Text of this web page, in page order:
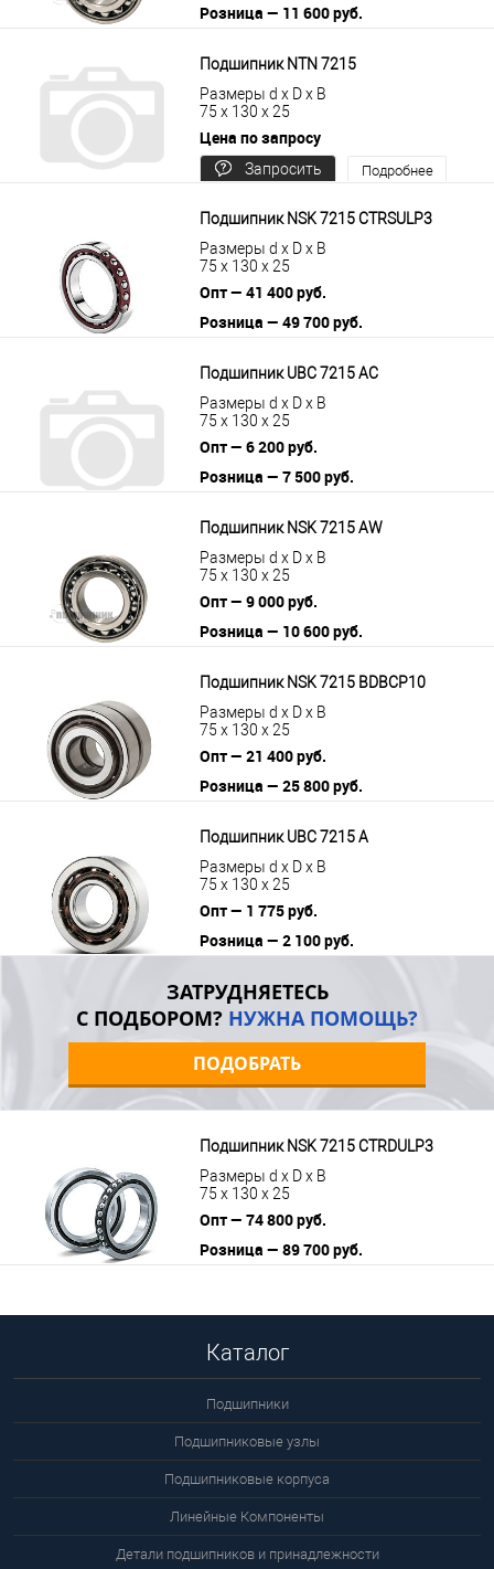
Розница — 11 600 руб.
Подшипник NTN 7215
Размеры d x D x B
75 x 130 x 25
Цена по запросу
Запросить
Подробнее
Подшипник NSK 7215 CTRSULP3
Размеры d x D x B
75 x 130 x 25
Опт — 41 400 руб.
Розница — 49 700 руб.
Подшипник UBC 7215 AC
Размеры d x D x B
75 x 130 x 25
Опт — 6 200 руб.
Розница — 7 500 руб.
Подшипник NSK 7215 AW
Размеры d x D x B
75 x 130 x 25
Опт — 9 000 руб.
Розница — 10 600 руб.
Подшипник NSK 7215 BDBCP10
Размеры d x D x B
75 x 130 x 25
Опт — 21 400 руб.
Розница — 25 800 руб.
Подшипник UBC 7215 A
Размеры d x D x B
75 x 130 x 25
Опт — 1 775 руб.
Розница — 2 100 руб.
ЗАТРУДНЯЕТЕСЬ
С ПОДБОРОМ? НУЖНА ПОМОЩЬ?
ПОДОБРАТЬ
Подшипник NSK 7215 CTRDULP3
Размеры d x D x B
75 x 130 x 25
Опт — 74 800 руб.
Розница — 89 700 руб.
Каталог
Подшипники
Подшипниковые узлы
Подшипниковые корпуса
Линейные Компоненты
Детали подшипников и принадлежности